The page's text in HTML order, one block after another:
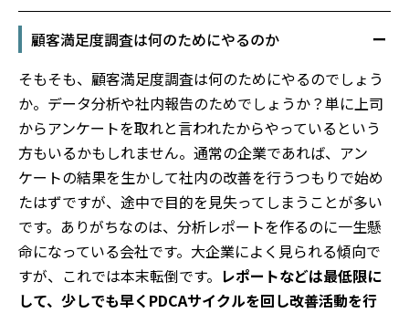
顧客満足度調査は何のためにやるのか
そもそも、顧客満足度調査は何のためにやるのでしょう
か。データ分析や社内報告のためでしょうか？単に上司
からアンケートを取れと言われたからやっているという
方もいるかもしれません。通常の企業であれば、アン
ケートの結果を生かして社内の改善を行うつもりで始め
たはずですが、途中で目的を見失ってしまうことが多い
です。ありがちなのは、分析レポートを作るのに一生懸
命になっている会社です。大企業によく見られる傾向で
すが、これでは本末転倒です。 レポートなどは最低限に
して、少しでも早くPDCAサイクルを回し改善活動を行